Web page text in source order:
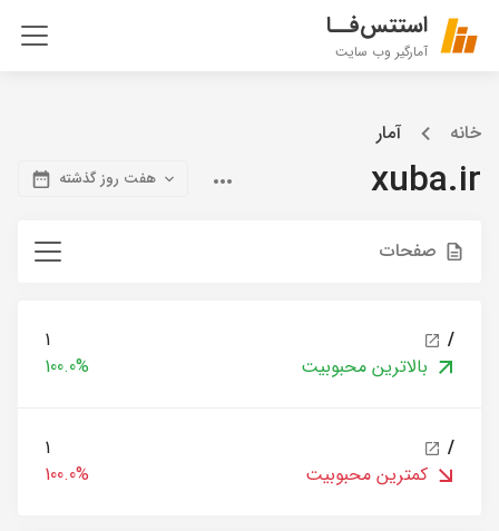
استتس‌فــا
آمارگیر وب سایت
خانه آمار
xuba.ir هفت روز گذشته
صفحات
/
1
بالاترین محبوبیت
100.0%
/
1
کمترین محبوبیت
100.0%